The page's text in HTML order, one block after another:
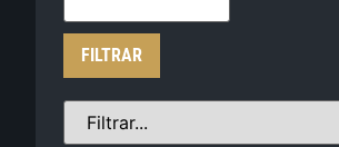
FILTRAR